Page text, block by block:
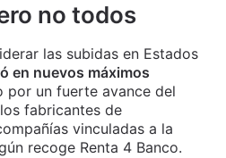
no todos
las subidas en Estados
en nuevos máximos
por un fuerte avance del
fabricantes de
vinculadas a la
recoge Renta 4 Banco.